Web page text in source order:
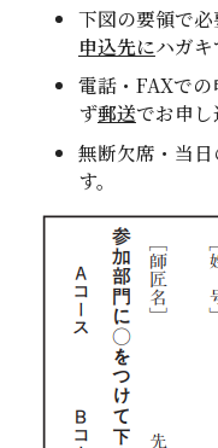
下図の要領で必
申込先にハガキ
電話・ FAXでの
ず郵送でお申し
無断欠席・当
す。